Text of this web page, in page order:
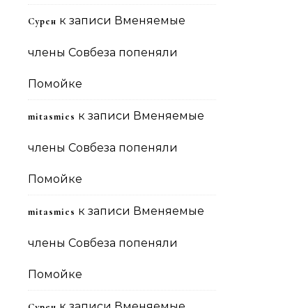
Сурен к записи Вменяемые
члены Совбеза попеняли
Помойке
mitasmies к записи Вменяемые
члены Совбеза попеняли
Помойке
mitasmies к записи Вменяемые
члены Совбеза попеняли
Помойке